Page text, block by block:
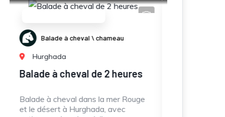
Rouge
Nos incontournables
Promenades en Mer
Speed boat Pack
Location de speed boat privé ou
semi-privé (3-4h) avec dauphins,